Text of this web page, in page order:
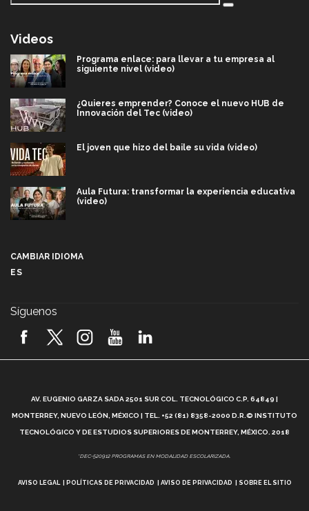
Videos
Programa enlace: para llevar a tu empresa al
siguiente nivel (video)
¿Quieres emprender? Conoce el nuevo HUB de
Innovación del Tec (video)
El joven que hizo del baile su vida (video)
Aula Futura: transformar la experiencia educativa
(video)
2026! (video)
¿Cómo es el Modelo Educativo Tec? (video)
Vida Tec: Feminismo e Inteligencia Artificial, Paola
CAMBIAR IDIOMA
ES
Síguenos
AV. EUGENIO GARZA SADA 2501 SUR COL. TECNOLÓGICO C.P. 64849 |
MONTERREY, NUEVO LEÓN, MÉXICO | TEL. +52 (81) 8358-2000 D.R.© INSTITUTO
TECNOLÓGICO Y DE ESTUDIOS SUPERIORES DE MONTERREY, MÉXICO. 2018
*DEC-520912 PROGRAMAS EN MODALIDAD ESCOLARIZADA.
AVISO LEGAL POLÍTICAS DE PRIVACIDAD AVISO DE PRIVACIDAD SOBRE EL SITIO